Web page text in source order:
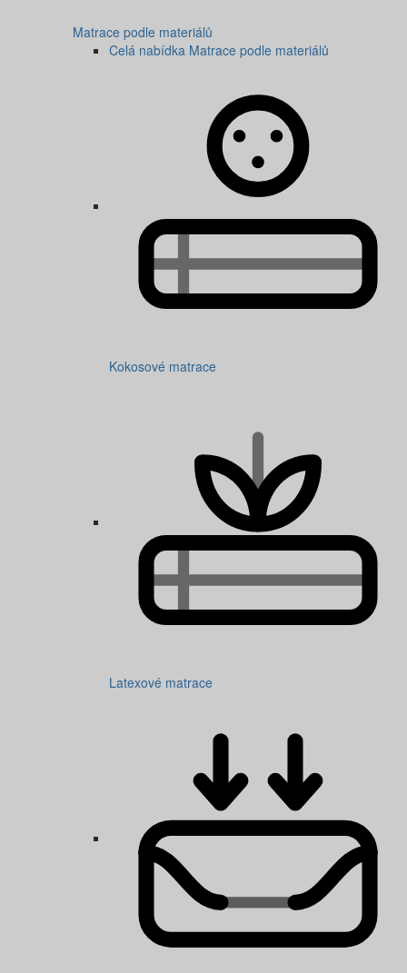
Matrace podle materiálů
Celá nabídka Matrace podle materiálů
Kokosové matrace
Latexové matrace